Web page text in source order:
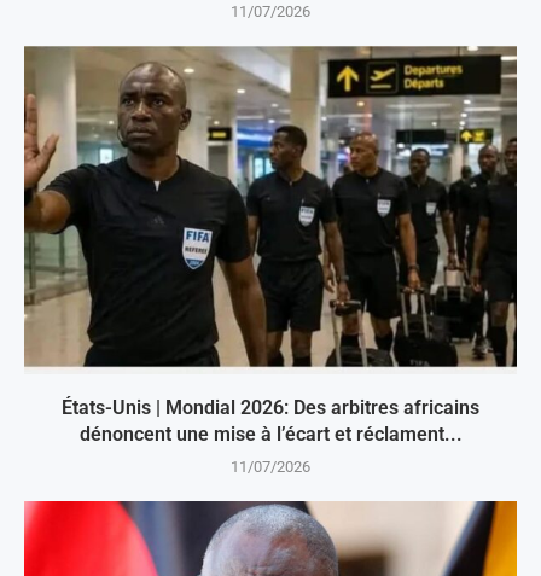
11/07/2026
États-Unis | Mondial 2026: Des arbitres africains
dénoncent une mise à l’écart et réclament...
11/07/2026